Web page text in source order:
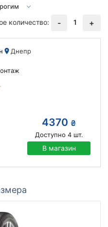
количество:
- 1 +
Днепр
4370 ₴
Доступно 4шт.
В магазин